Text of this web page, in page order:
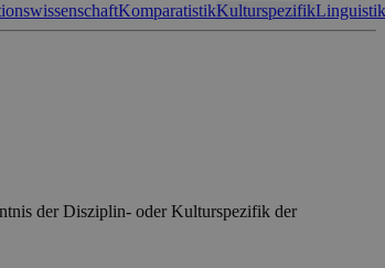
KomparatistikKulturspezifikLinguistik
der Disziplin- oder Kulturspezifik der